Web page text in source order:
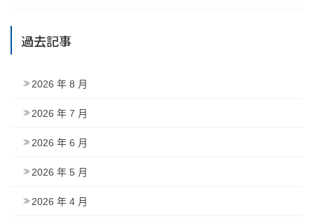
過去記事
2026 年 8 月
2026 年 7 月
2026 年 6 月
2026 年 5 月
2026 年 4 月